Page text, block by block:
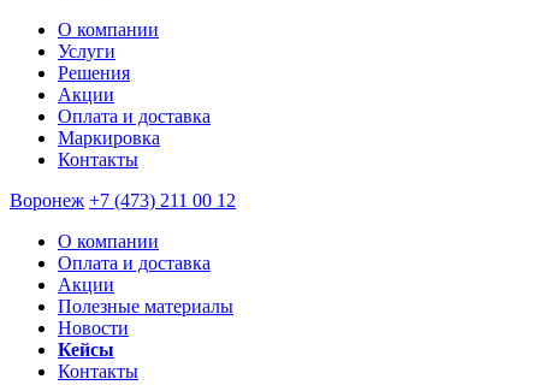
О компании
Услуги
Решения
Акции
Оплата и доставка
Маркировка
Контакты
Воронеж +7 (473) 211 00 12
О компании
Оплата и доставка
Акции
Полезные материалы
Новости
Кейсы
Контакты